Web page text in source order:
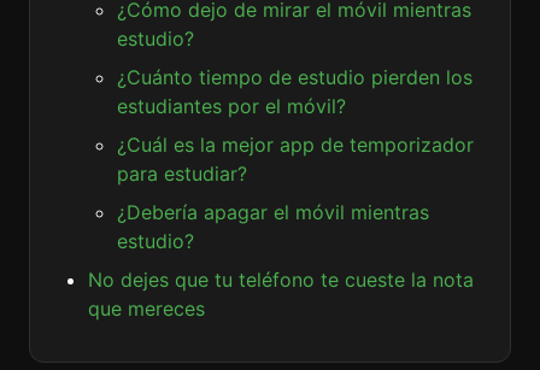
¿Cómo dejo de mirar el móvil mientras
estudio?
¿Cuánto tiempo de estudio pierden los
estudiantes por el móvil?
¿Cuál es la mejor app de temporizador
para estudiar?
¿Debería apagar el móvil mientras
estudio?
No dejes que tu teléfono te cueste la nota
que mereces